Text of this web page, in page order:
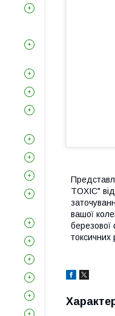
TOXIC"
вашої
березової
токсичних